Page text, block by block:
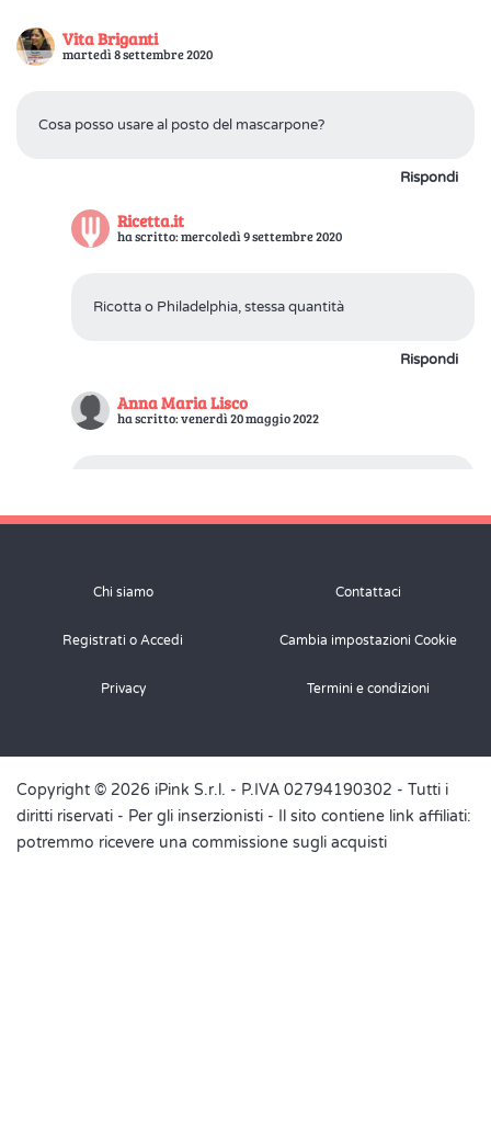
Vita Briganti
martedì 8 settembre 2020
Cosa posso usare al posto del mascarpone?
Rispondi
Ricetta.it
ha scritto: mercoledì 9 settembre 2020
Ricotta o Philadelphia, stessa quantità
Rispondi
Anna Maria Lisco
ha scritto: venerdì 20 maggio 2022
Giovanni
lunedì 20 luglio 2020
ha scritto: martedì 21 luglio 2020
Ciao Giovanni, non lo sappiamo con esattezza ma
Chi siamo Contattaci
Registrati o Accedi Cambia impostazioni Cookie
Privacy Termini e condizioni
Copyright © 2026 iPink S.r.l. - P.IVA 02794190302 - Tutti i
diritti riservati - Per gli inserzionisti - Il sito contiene link affiliati:
potremmo ricevere una commissione sugli acquisti